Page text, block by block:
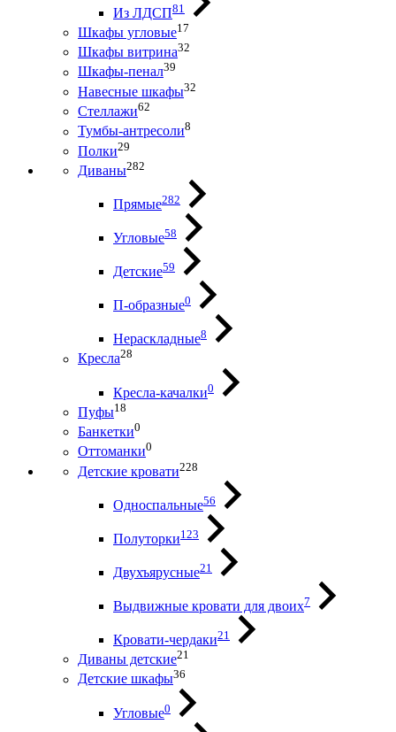
Из ЛДСП81
Шкафы угловые17
Шкафы витрина32
Шкафы-пенал39
Навесные шкафы32
Стеллажи62
Тумбы-антресоли8
Полки29
Диваны282
Прямые282
Угловые58
Детские59
П-образные0
Нераскладные8
Кресла28
Кресла-качалки0
Пуфы18
Банкетки0
Оттоманки0
Детские кровати228
Односпальные56
Полуторки123
Двухъярусные21
Выдвижные кровати для двоих7
Кровати-чердаки21
Диваны детские21
Детские шкафы36
Угловые0